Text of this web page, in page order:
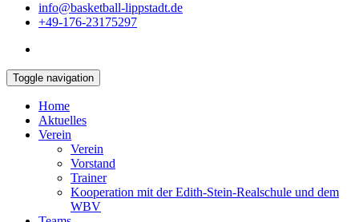
info@basketball-lippstadt.de
+49-176-23175297
Toggle navigation
Home
Aktuelles
Verein
Verein
Vorstand
Trainer
Kooperation mit der Edith-Stein-Realschule und dem
WBV